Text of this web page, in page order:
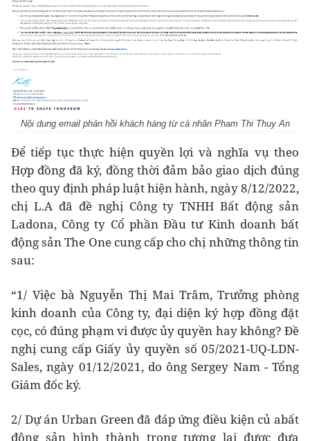
Nội dung email phản hồi khách hàng từ cá nhân Pham Thi Thuy An
Để tiếp tục thực hiện quyền lợi và nghĩa vụ theo
Hợp đồng đã ký, đồng thời đảm bảo giao dịch đúng
theo quy định pháp luật hiện hành, ngày 8/12/2022,
chị L.A đã đề nghị Công ty TNHH Bất động sản
Ladona, Công ty Cổ phần Đầu tư Kinh doanh bất
động sản The One cung cấp cho chị những thông tin
sau:
“1/ Việc bà Nguyễn Thị Mai Trâm, Trưởng phòng
kinh doanh của Công ty, đại diện ký hợp đồng đặt
cọc, có đúng phạm vi được ủy quyền hay không? Đề
nghị cung cấp Giấy ủy quyền số 05/2021-UQ-LDN-
Sales, ngày 01/12/2021, do ông Sergey Nam - Tổng
Giám đốc ký.
2/ Dự án Urban Green đã đáp ứng điều kiện củ abất
động sản hình thành trong tương lai được đưa